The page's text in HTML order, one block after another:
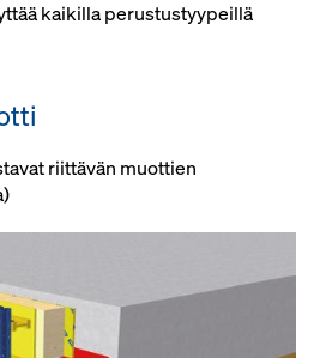
kaikilla perustustyypeillä
riittävän muottien